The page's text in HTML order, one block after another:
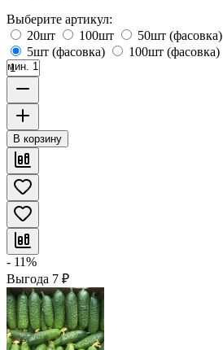
Выберите артикул:
20шт
100шт 50шт (фасовка)
5шт (фасовка)
100шт (фасовка)
мин. 1
В корзину
- 11%
Выгода 7 ₽